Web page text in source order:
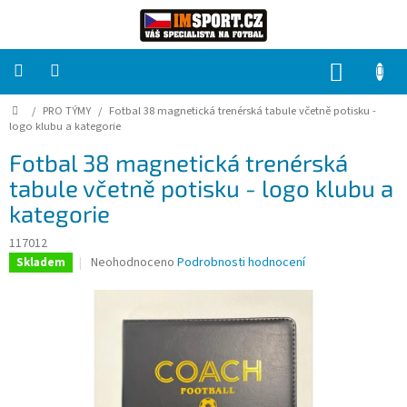
PRO
TÝMY
Sady
fotbalových
dresů
HRÁČ
Domů
/ PRO TÝMY / Fotbal 38 magnetická trenérská tabule včetně potisku -
logo klubu a kategorie
Fotbal 38 magnetická trenérská
tabule včetně potisku - logo klubu a
kategorie
117012
Skladem
Průměrné
produktu
hvězdiček.
Neohodnoceno Podrobnosti hodnocení